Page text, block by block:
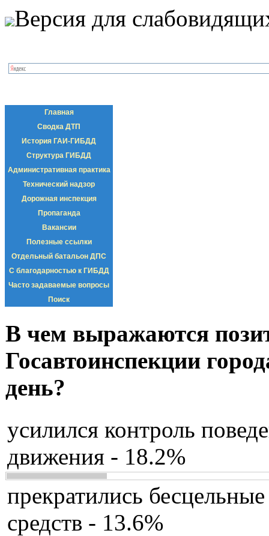
Версия для
Главная
Сводка ДТП
История ГАИ-ГИБДД
Структура ГИБДД
Административная практика
Технический надзор
Дорожная инспекция
Пропаганда
Вакансии
Полезные ссылки
Отдельный батальон ДПС
С благодарностью к ГИБДД
Часто задаваемые вопросы
Поиск
В чем выражаются
Госавтоинспекции
день?
усилился контроль
движения - 18.2%
прекратились
средств - 13.6%